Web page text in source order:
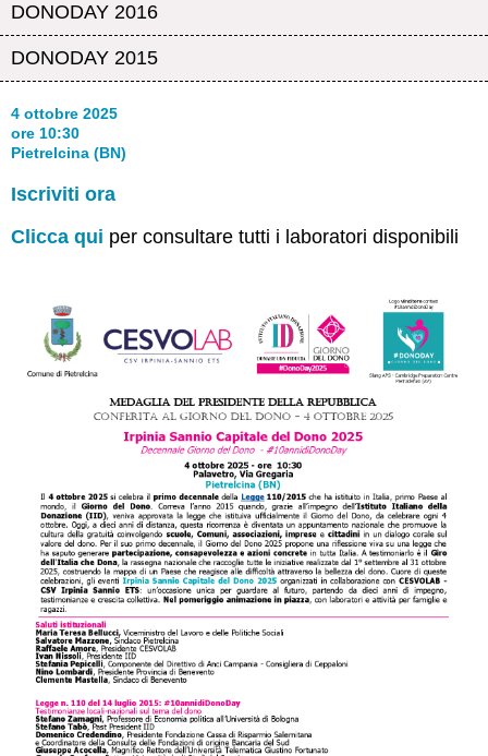
DONODAY 2016
DONODAY 2015
4 ottobre 2025
ore 10:30
Pietrelcina (BN)
Iscriviti ora
Clicca qui per consultare tutti i laboratori disponibili